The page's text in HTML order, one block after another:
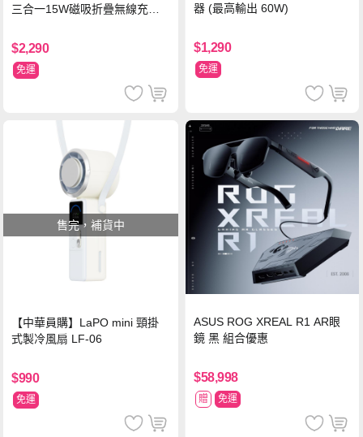
三合一15W磁吸折疊無線充電
$2,290
免運
器 (最高輸出 60W)
$1,290
免運
售完，補貨中
【中華員購】LaPO mini 頸掛
式製冷風扇 LF-06
$990
免運
ASUS ROG XREAL R1 AR眼
鏡 黑 組合優惠
$58,998
贈 免運